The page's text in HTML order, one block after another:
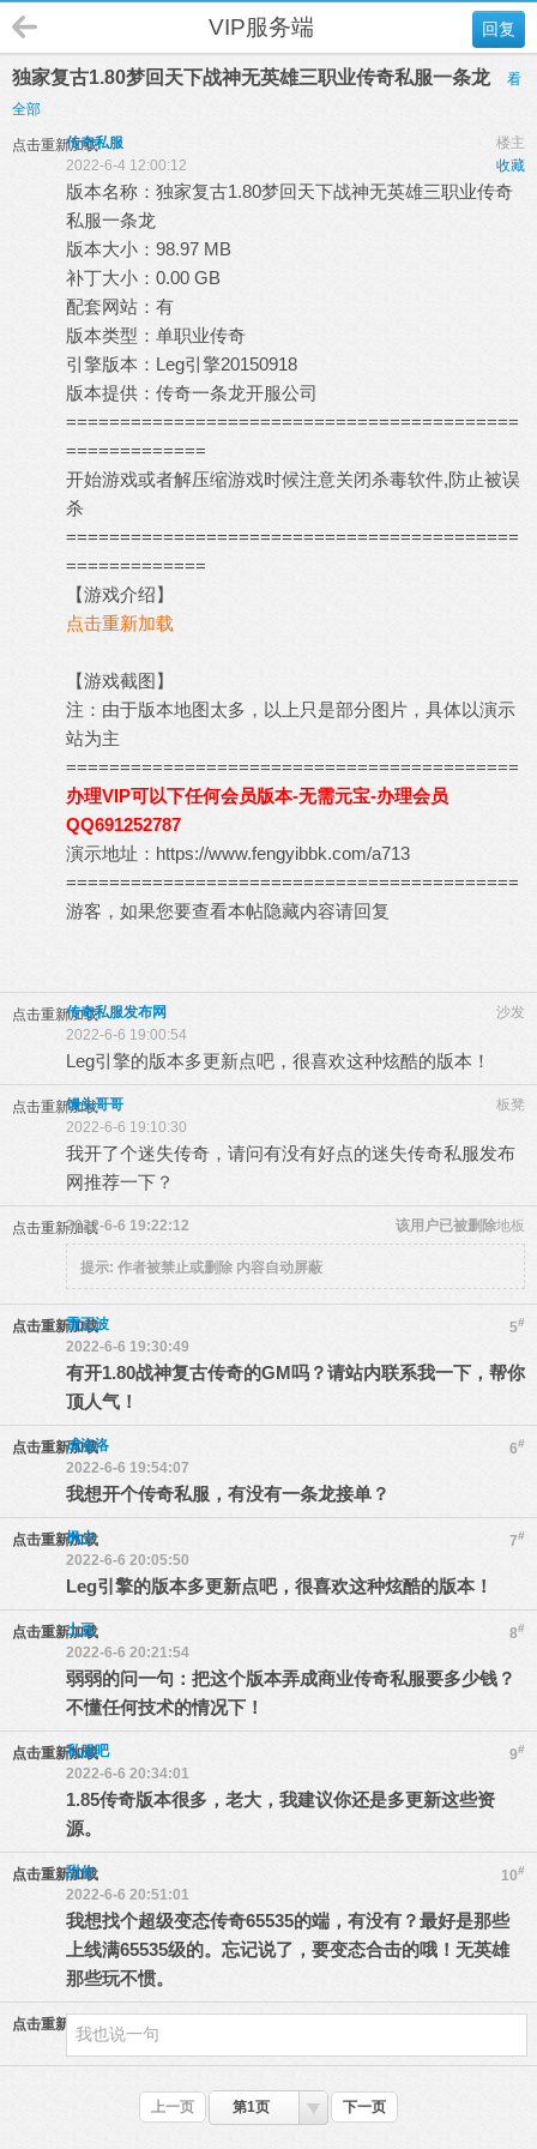
回复
VIP服务端
独家复古1.80梦回天下战神无英雄三职业传奇私服一条龙
看
全部
点击重新加载 楼主
传奇私服
收藏
2022-6-4 12:00:12
版本名称：独家复古1.80梦回天下战神无英雄三职业传奇
私服一条龙
版本大小：98.97 MB
补丁大小：0.00 GB
配套网站：有
版本类型：单职业传奇
引擎版本：Leg引擎20150918
版本提供： 传奇一条龙开服公司
==========================================
=============
开始游戏或者解压缩游戏时候注意关闭杀毒软件,防止被误
杀
==========================================
=============
【游戏介绍】
点击重新加载
【游戏截图】
注：由于版本地图太多，以上只是部分图片，具体以演示
站为主
==========================================
办理VIP可以下任何会员版本-无需元宝-办理会员
QQ691252787
演示地址： https://www.fengyibbk.com/a713
==========================================
游客，如果您要查看本帖隐藏内容请回复
点击重新加载 沙发
传奇私服发布网
2022-6-6 19:00:54
Leg引擎的版本多更新点吧，很喜欢这种炫酷的版本！
点击重新加载 板凳
馒头哥哥
2022-6-6 19:10:30
我开了个迷失传奇，请问有没有好点的迷失传奇私服发布
网推荐一下？
点击重新加载 地板
该用户已被删除
2022-6-6 19:22:12
提示: 作者被禁止或删除 内容自动屏蔽
点击重新加载 5#
雷正波
2022-6-6 19:30:49
有开1.80战神复古传奇的GM吗？请站内联系我一下，帮你
顶人气！
点击重新加载 6#
成洛洛
2022-6-6 19:54:07
我想开个传奇私服，有没有一条龙接单？
点击重新加载 7#
枫少
2022-6-6 20:05:50
Leg引擎的版本多更新点吧，很喜欢这种炫酷的版本！
点击重新加载 8#
土豆
2022-6-6 20:21:54
弱弱的问一句：把这个版本弄成商业传奇私服要多少钱？
不懂任何技术的情况下！
点击重新加载 9#
私服吧
2022-6-6 20:34:01
1.85传奇版本很多，老大，我建议你还是多更新这些资
源。
点击重新加载 10#
甜你
2022-6-6 20:51:01
我想找个超级变态传奇65535的端，有没有？最好是那些
上线满65535级的。忘记说了，要变态合击的哦！无英雄
那些玩不惯。
点击重新加载
上一页 第1页 下一页